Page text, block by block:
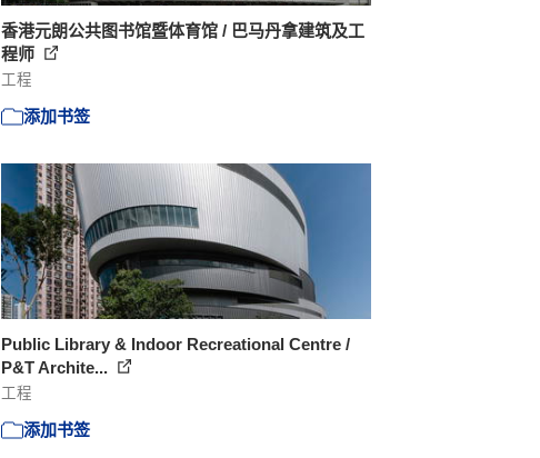
香港元朗公共图书馆暨体育馆 / 巴马丹拿建筑及工
程师
工程
添加书签
Public Library & Indoor Recreational Centre /
P&T Archite...
工程
添加书签